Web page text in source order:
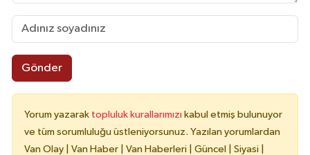
Gönder
Yorum yazarak topluluk kurallarımızı kabul etmiş bulunuyor
ve tüm sorumluluğu üstleniyorsunuz. Yazılan yorumlardan
Van Olay | Van Haber | Van Haberleri | Güncel | Siyasi |